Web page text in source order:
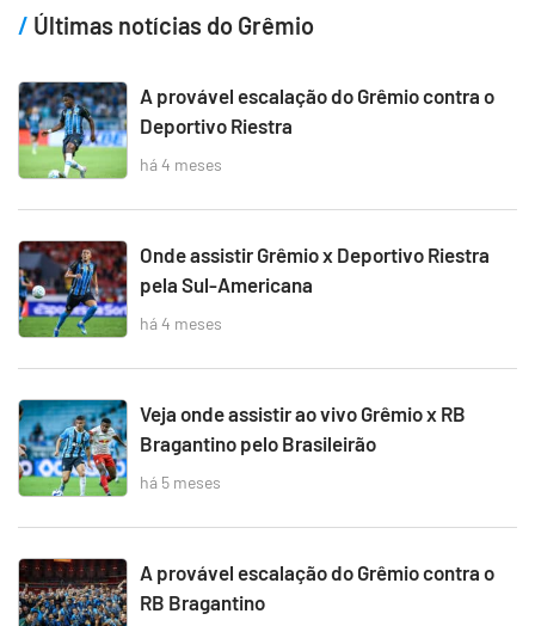
Últimas notícias do Grêmio
A provável escalação do Grêmio contra o
Deportivo Riestra
há 4 meses
Onde assistir Grêmio x Deportivo Riestra
pela Sul-Americana
há 4 meses
Veja onde assistir ao vivo Grêmio x RB
Bragantino pelo Brasileirão
há 5 meses
A provável escalação do Grêmio contra o
RB Bragantino